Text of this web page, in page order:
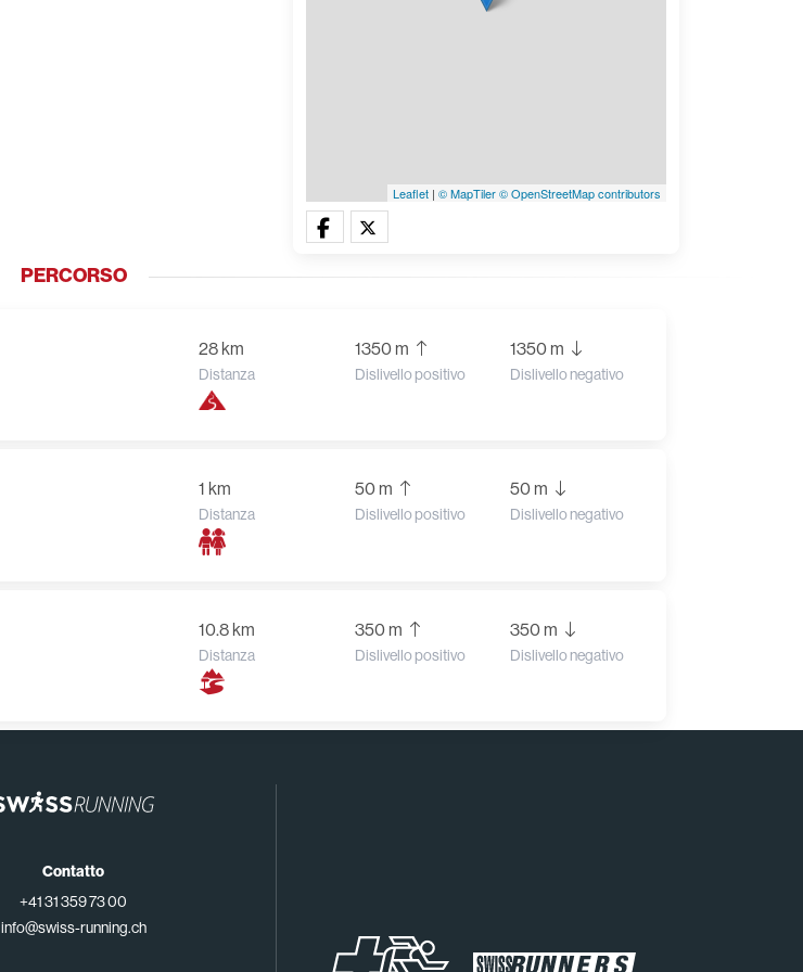
Leaflet | © MapTiler© OpenStreetMap contributors
PERCORSO
28 km
Distanza
1350 m
Dislivello positivo
1350 m
Dislivello negativo
1 km
Distanza
50 m
Dislivello positivo
50 m
Dislivello negativo
10.8 km
Distanza
350 m
Dislivello positivo
350 m
Dislivello negativo
Contatto
+41 31 359 73 00
info@swiss-running.ch